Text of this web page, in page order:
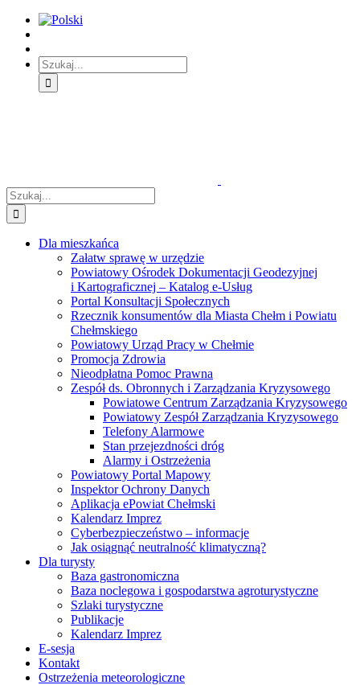
Skip
Treść
główna
Skip
Menu
główne
Skip
Menu
dodatkowe
Szukaj
Szukaj
Dla mieszkańca
Załatw sprawę w urzędzie
Powiatowy Ośrodek Dokumentacji Geodezyjnej
i Kartograficznej – Katalog e-Usług
Portal Konsultacji Społecznych
Rzecznik konsumentów dla Miasta Chełm i Powiatu
Chełmskiego
Powiatowy Urząd Pracy w Chełmie
Promocja Zdrowia
Nieodpłatna Pomoc Prawna
Zespół ds. Obronnych i Zarządzania Kryzysowego
Powiatowe Centrum Zarządzania Kryzysowego
Powiatowy Zespół Zarządzania Kryzysowego
Telefony Alarmowe
Stan przejezdności dróg
Alarmy i Ostrzeżenia
Powiatowy Portal Mapowy
Inspektor Ochrony Danych
Aplikacja ePowiat Chełmski
Kalendarz Imprez
Cyberbezpieczeństwo – informacje
Jak osiągnąć neutralność klimatyczną?
Dla turysty
Baza gastronomiczna
Baza noclegowa i gospodarstwa agroturystyczne
Szlaki turystyczne
Publikacje
Kalendarz Imprez
E-sesja
Kontakt
Ostrzeżenia meteorologiczne